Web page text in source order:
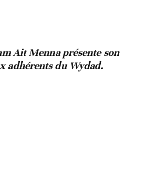
Ait Menna présente son
adhérents du Wydad.